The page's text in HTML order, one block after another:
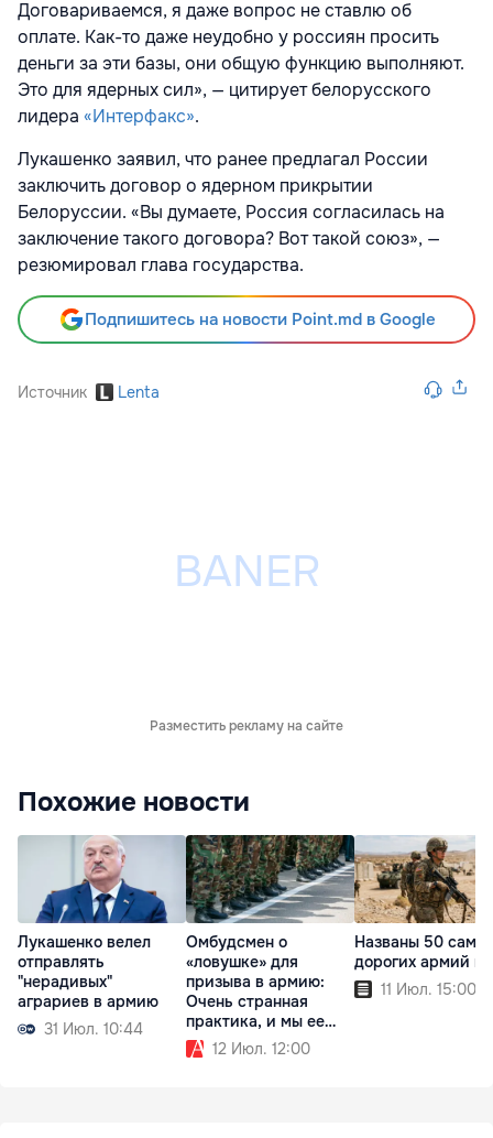
Договариваемся, я даже вопрос не ставлю об
оплате. Как-то даже неудобно у россиян просить
деньги за эти базы, они общую функцию выполняют.
Это для ядерных сил», — цитирует белорусского
лидера «Интерфакс».
Лукашенко заявил, что ранее предлагал России
заключить договор о ядерном прикрытии
Белоруссии. «Вы думаете, Россия согласилась на
заключение такого договора? Вот такой союз», —
резюмировал глава государства.
Подпишитесь на новости Point.md в Google
Источник Lenta
Разместить рекламу на сайте
Похожие новости
Лукашенко велел
отправлять
"нерадивых"
аграриев в армию
31 Июл. 10:44
Омбудсмен о
«ловушке» для
призыва в армию:
Очень странная
практика, и мы ее
проверяем
12 Июл. 12:00
Названы 50
дорогих армий
11 Июл. 15:00